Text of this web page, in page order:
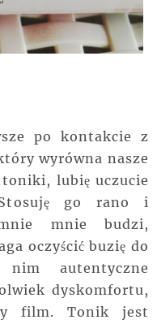
po kontakcie z
wyrówna nasze
lubię uczucie
go rano i
mnie budzi,
oczyścić buzię do
autentyczne
dyskomfortu,
film. Tonik jest